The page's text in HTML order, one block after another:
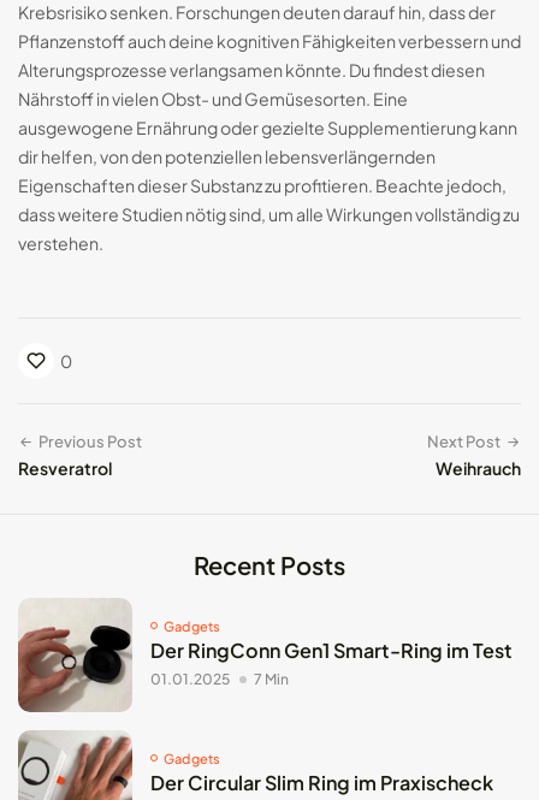
Krebsrisiko senken. Forschungen deuten darauf hin, dass der
Pflanzenstoff auch deine kognitiven Fähigkeiten verbessern und
Alterungsprozesse verlangsamen könnte. Du findest diesen
Nährstoff in vielen Obst- und Gemüsesorten. Eine
ausgewogene Ernährung oder gezielte Supplementierung kann
dir helfen, von den potenziellen lebensverlängernden
Eigenschaften dieser Substanz zu profitieren. Beachte jedoch,
dass weitere Studien nötig sind, um alle Wirkungen vollständig zu
verstehen.
0
Previous Post
Resveratrol
Next Post
Weihrauch
Recent Posts
Gadgets
Der RingConn Gen1 Smart-Ring im Test
01.01.2025 7 Min
Gadgets
Der Circular Slim Ring im Praxischeck